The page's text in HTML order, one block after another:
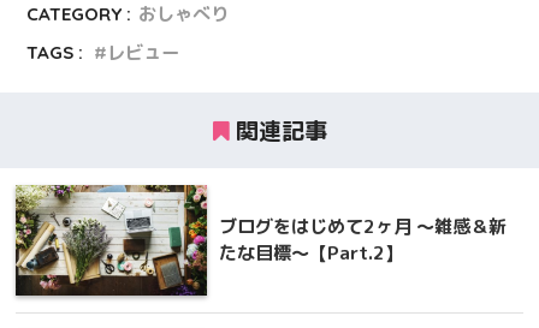
CATEGORY : おしゃべり
TAGS :
レビュー
関連記事
ブログをはじめて2ヶ月 ～雑感＆新
たな目標～【Part.2】